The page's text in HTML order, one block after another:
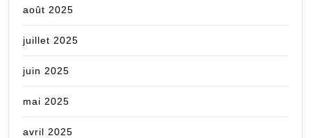
août 2025
juillet 2025
juin 2025
mai 2025
avril 2025